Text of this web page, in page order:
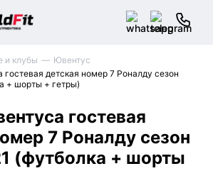
и клубы
Ювентус
детская номер 7 Роналду сезон
+ шорты + гетры)
гостевая
7 Роналду сезон
(футболка + шорты